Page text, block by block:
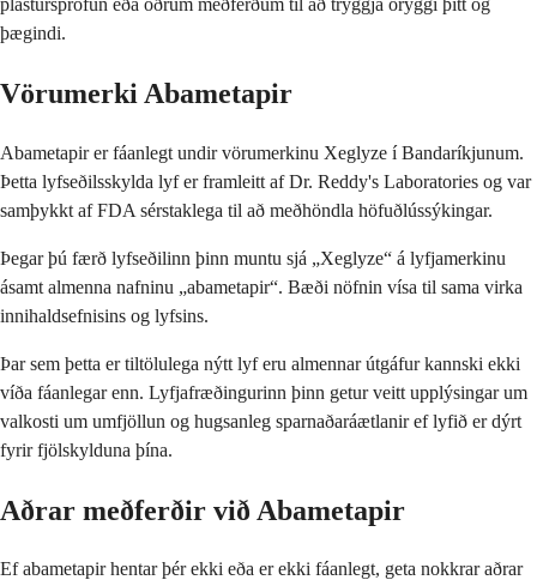
þægindi.
Vörumerki Abametapir
Abametapir er fáanlegt undir vörumerkinu Xeglyze í Bandaríkjunum.
Þetta lyfseðilsskylda lyf er framleitt af Dr. Reddy's Laboratories og var
samþykkt af FDA sérstaklega til að meðhöndla höfuðlússýkingar.
Þegar þú færð lyfseðilinn þinn muntu sjá „Xeglyze“ á lyfjamerkinu
ásamt almenna nafninu „abametapir“. Bæði nöfnin vísa til sama virka
innihaldsefnisins og lyfsins.
Þar sem þetta er tiltölulega nýtt lyf eru almennar útgáfur kannski ekki
víða fáanlegar enn. Lyfjafræðingurinn þinn getur veitt upplýsingar um
valkosti um umfjöllun og hugsanleg sparnaðaráætlanir ef lyfið er dýrt
fyrir fjölskylduna þína.
Aðrar meðferðir við Abametapir
Ef abametapir hentar þér ekki eða er ekki fáanlegt, geta nokkrar aðrar